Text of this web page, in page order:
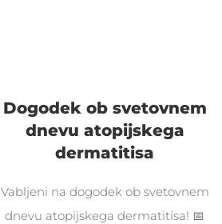
Dogodek ob svetovnem
dnevu atopijskega
dermatitisa
Vabljeni na dogodek ob svetovnem
dnevu atopijskega dermatitisa! 📅